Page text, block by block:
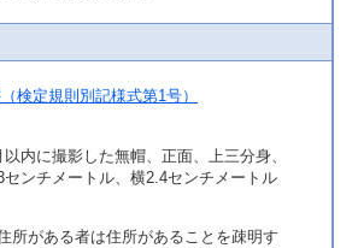
検定規則別記様式第1号）
内に撮影した無帽、正面、上三分身、
センチメートル、横2.4センチメートル
所がある者は住所があることを疎明す